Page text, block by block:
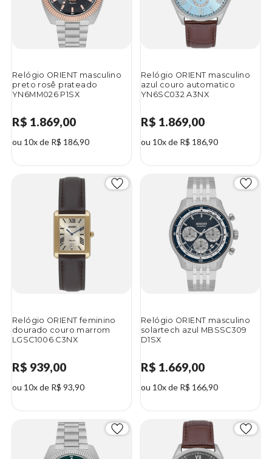
Relógio ORIENT masculino
preto rosê prateado
YN6MM026 P1SX
R$ 1.869,00
ou 10x de R$ 186,90
Relógio ORIENT masculino
azul couro automatico
YN6SC032 A3NX
R$ 1.869,00
ou 10x de R$ 186,90
Relógio ORIENT feminino
dourado couro marrom
LGSC1006 C3NX
R$ 939,00
ou 10x de R$ 93,90
Relógio ORIENT masculino
solartech azul MBSSC309
D1SX
R$ 1.669,00
ou 10x de R$ 166,90